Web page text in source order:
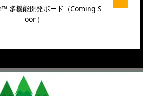
多機能開発ボード（Coming S
oon）